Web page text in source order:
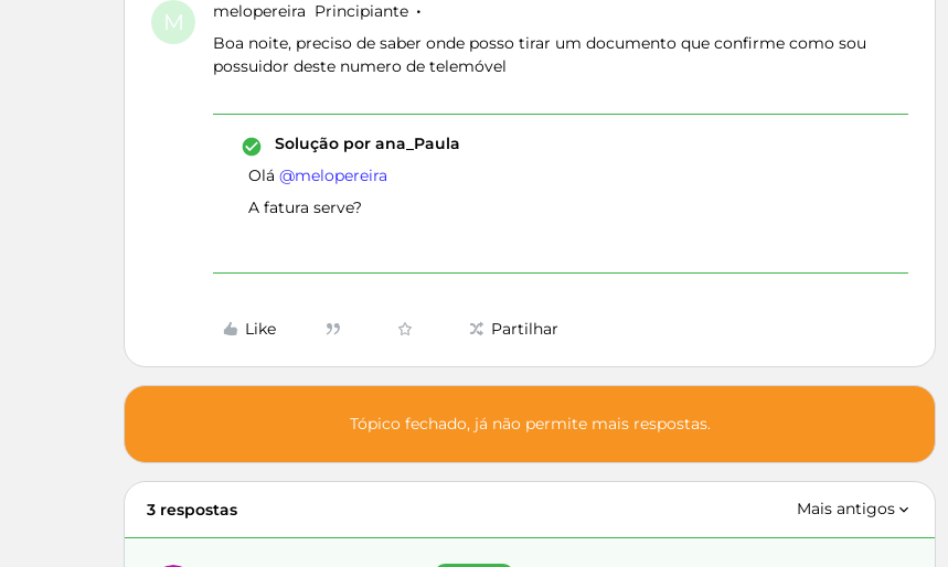
M melopereira Principiante
Boa noite, preciso de saber onde posso tirar um documento que confirme como sou
possuidor deste numero de telemóvel
Solução por ana_Paula
Olá ​ @melopereira
A fatura serve?
Like Partilhar
Tópico fechado, já não permite mais respostas.
3 respostas Mais antigos